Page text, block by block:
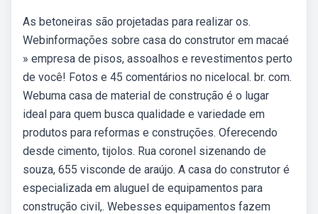
As betoneiras são projetadas para realizar os.
Webinformações sobre casa do construtor em macaé
» empresa de pisos, assoalhos e revestimentos perto
de você! Fotos e 45 comentários no nicelocal. br. com.
Webuma casa de material de construção é o lugar
ideal para quem busca qualidade e variedade em
produtos para reformas e construções. Oferecendo
desde cimento, tijolos. Rua coronel sizenando de
souza, 655 visconde de araújo. A casa do construtor é
especializada em aluguel de equipamentos para
construção civil,. Webesses equipamentos fazem